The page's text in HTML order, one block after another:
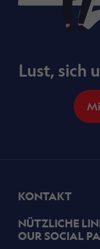
Lust, sich
KONTAKT
NÜTZLICHE
OUR SOCIAL